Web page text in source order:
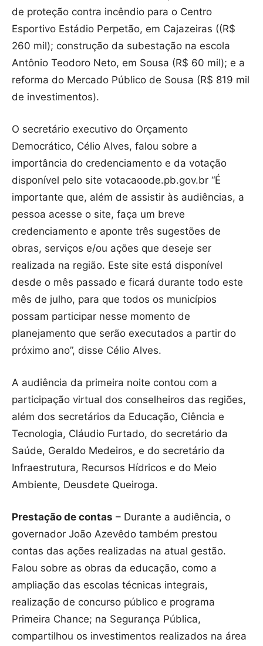
de proteção contra incêndio para o Centro
Esportivo Estádio Perpetão, em Cajazeiras ((R$
260 mil); construção da subestação na escola
Antônio Teodoro Neto, em Sousa (R$ 60 mil); e a
reforma do Mercado Público de Sousa (R$ 819 mil
de investimentos).
O secretário executivo do Orçamento
Democrático, Célio Alves, falou sobre a
importância do credenciamento e da votação
disponível pelo site votacaoode.pb.gov.br “É
importante que, além de assistir às audiências, a
pessoa acesse o site, faça um breve
credenciamento e aponte três sugestões de
obras, serviços e/ou ações que deseje ser
realizada na região. Este site está disponível
desde o mês passado e ficará durante todo este
mês de julho, para que todos os municípios
possam participar nesse momento de
planejamento que serão executados a partir do
próximo ano”, disse Célio Alves.
A audiência da primeira noite contou com a
participação virtual dos conselheiros das regiões,
além dos secretários da Educação, Ciência e
Tecnologia, Cláudio Furtado, do secretário da
Saúde, Geraldo Medeiros, e do secretário da
Infraestrutura, Recursos Hídricos e do Meio
Ambiente, Deusdete Queiroga.
Prestação de contas – Durante a audiência, o
governador João Azevêdo também prestou
contas das ações realizadas na atual gestão.
Falou sobre as obras da educação, como a
ampliação das escolas técnicas integrais,
realização de concurso público e programa
Primeira Chance; na Segurança Pública,
compartilhou os investimentos realizados na área